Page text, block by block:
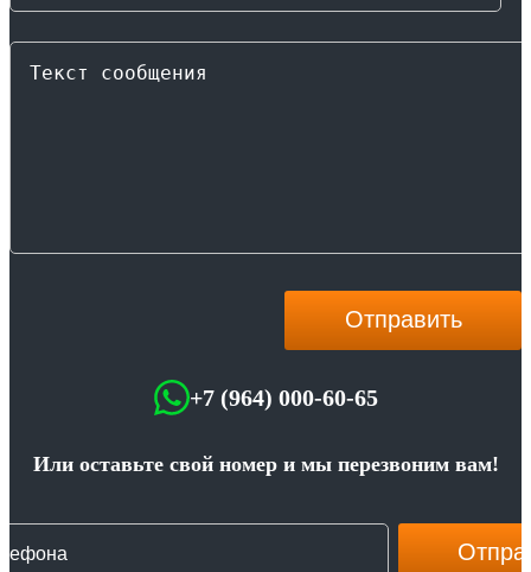
+7 (964) 000-60-65
Или оставьте свой номер и мы перезвоним вам!